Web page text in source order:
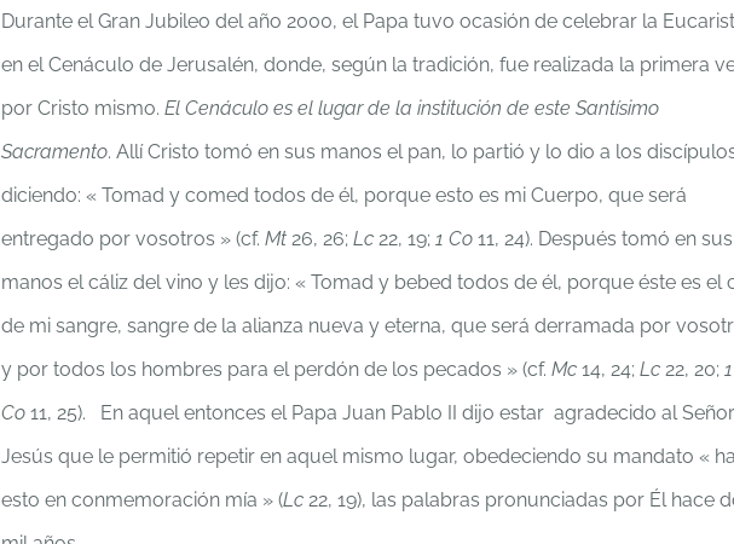
Durante el Gran Jubileo del año 2000, el Papa tuvo ocasión de celebrar la
en el Cenáculo de Jerusalén, donde, según la tradición, fue realizada la primera
por Cristo mismo. El Cenáculo es el lugar de la institución de este Santísimo
Sacramento. Allí Cristo tomó en sus manos el pan, lo partió y lo dio a los
diciendo: « Tomad y comed todos de él, porque esto es mi Cuerpo, que será
entregado por vosotros » (cf. Mt 26, 26; Lc 22, 19; 1 Co 11, 24). Después tomó en sus
manos el cáliz del vino y les dijo: « Tomad y bebed todos de él, porque éste es el
de mi sangre, sangre de la alianza nueva y eterna, que será derramada por
y por todos los hombres para el perdón de los pecados » (cf. Mc 14, 24; Lc 22, 20; 1
Co 11, 25). En aquel entonces el Papa Juan Pablo II dijo estar agradecido al Señor
Jesús que le permitió repetir en aquel mismo lugar, obedeciendo su mandato «
esto en conmemoración mía » (Lc 22, 19), las palabras pronunciadas por Él hace